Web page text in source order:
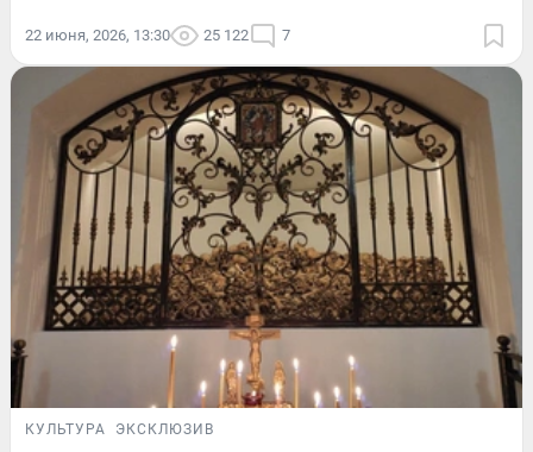
22 июня, 2026, 13:30 25 122 7
КУЛЬТУРА ЭКСКЛЮЗИВ